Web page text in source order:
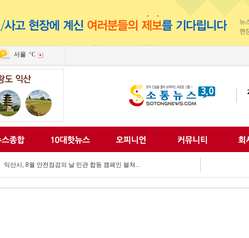
서울 °C
익산 민-관, K-문화도시 도약 '맞손'
익산, 머무는 농촌 관광으로 활력 되찾는다...
전국 문화도시, 익산서 지속가능한 미래 해법 모색...
익산시립예술단, '예술아, 놀자'로 여름방학 추억 선...
익산시, 고립가구 발굴·지원 역량강화...
익산글로벌문화관, 그림과 축제로 세계문화 잇다...
익산 '모현삼성치과', 나눔으로 이웃사랑 실천...